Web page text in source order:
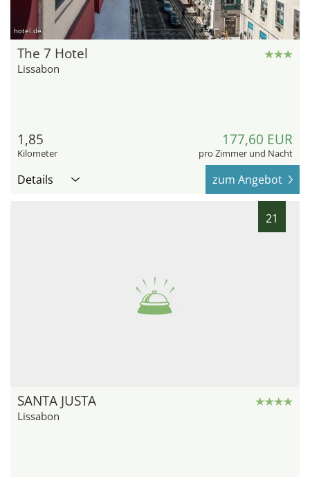
hotel.de
The 7 Hotel
Lissabon
1,85
Kilometer
177,60 EUR
pro Zimmer und Nacht
Details zum Angebot
21
SANTA JUSTA
Lissabon